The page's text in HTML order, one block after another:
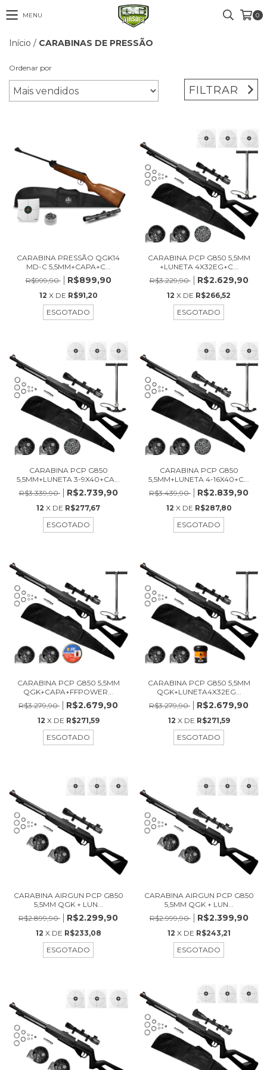
MENU 0
Início / CARABINAS DE PRESSÃO
Ordenar por
FILTRAR
CARABINA PRESSÃO QGK14
MD-C 5,5MM+CAPA+C...
R$999,90
R$899,90
12 X DE R$91,20
ESGOTADO
CARABINA PCP G850 5,5MM
+LUNETA 4X32EG+C...
R$3.229,90
R$2.629,90
12 X DE R$266,52
ESGOTADO
CARABINA PCP G850
5,5MM+LUNETA 3-9X40+CA...
R$3.339,90
R$2.739,90
12 X DE R$277,67
ESGOTADO
CARABINA PCP G850
5,5MM+LUNETA 4-16X40+C...
R$3.439,90
R$2.839,90
12 X DE R$287,80
ESGOTADO
CARABINA PCP G850 5,5MM
QGK+CAPA+FFPOWER...
R$3.279,90
R$2.679,90
12 X DE R$271,59
ESGOTADO
CARABINA PCP G850 5,5MM
QGK+LUNETA4X32EG...
R$3.279,90
R$2.679,90
12 X DE R$271,59
ESGOTADO
CARABINA AIRGUN PCP G850
5,5MM QGK + LUN...
R$2.899,90
R$2.299,90
12 X DE R$233,08
ESGOTADO
CARABINA AIRGUN PCP G850
5,5MM QGK + LUN...
R$2.999,90
R$2.399,90
12 X DE R$243,21
ESGOTADO